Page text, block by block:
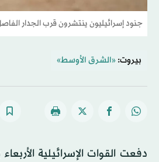
جنود إسرائيليون ينتشرون قرب الجدار
بيروت: «الشرق الأوسط»
دفعت القوات الإسرائيلية